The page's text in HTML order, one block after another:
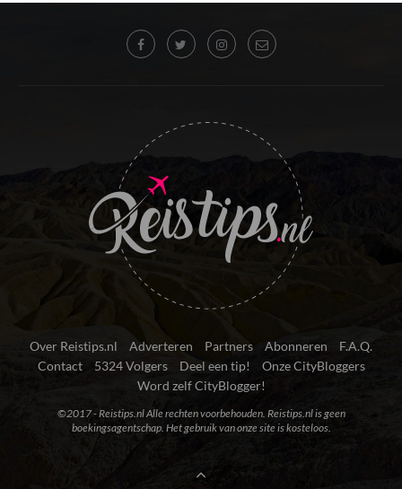
Over Reistips.nl Adverteren Partners Abonneren
F.A.Q.
Contact
5324 Volgers Deel een tip!
Onze CityBloggers
Word zelf CityBlogger!
©2017 - Reistips.nl Alle rechten voorbehouden. Reistips.nl is geen
boekingsagentschap. Het gebruik van onze site is kosteloos.